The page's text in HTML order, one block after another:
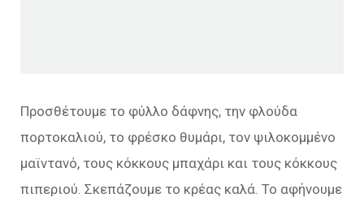
Προσθέτουμε το φύλλο δάφνης, την φλούδα
πορτοκαλιού, το φρέσκο θυμάρι, τον ψιλοκομμένο
μαϊντανό, τους κόκκους μπαχάρι και τους κόκκους
πιπεριού. Σκεπάζουμε το κρέας καλά. Το αφήνουμε